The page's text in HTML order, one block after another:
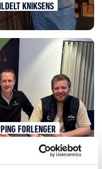
KNIKSENS
FORLENGER